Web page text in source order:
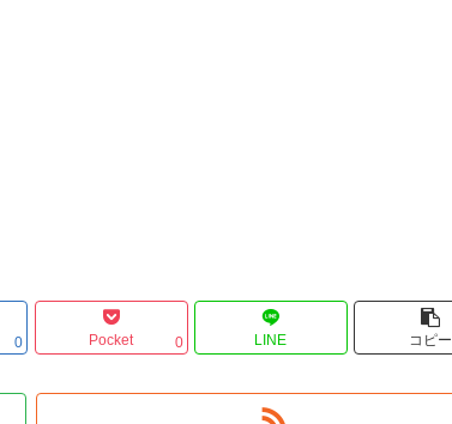
0 Pocket 0 LINE コピー